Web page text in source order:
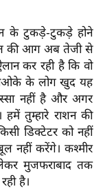
के टुकड़े-टुकड़े होने
की आग अब तेजी से
कर रही है कि वो
पीओके के लोग खुद यह
नहीं है और अगर
तुम्हारे राशन की
डिक्टेटर को नहीं
नहीं करेंगे। कश्मीर
मुजफराबाद तक
है।